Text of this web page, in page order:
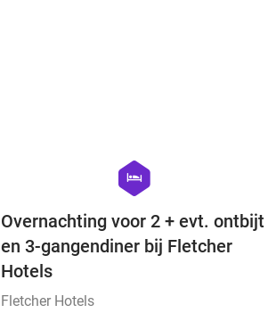
hexagon
hotel
Overnachting voor 2 + evt. ontbijt
en 3-gangendiner bij Fletcher
Hotels
Fletcher Hotels